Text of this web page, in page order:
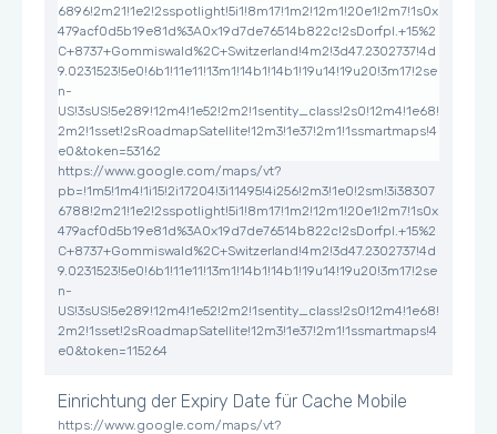
6896!2m21!1e2!2sspotlight!5i1!8m17!1m2!12m1!20e1!2m7!1s0x
479acf0d5b19e81d%3A0x19d7de76514b822c!2sDorfpl.+15%2
C+8737+Gommiswald%2C+Switzerland!4m2!3d47.2302737!4d
9.0231523!5e0!6b1!11e11!13m1!14b1!14b1!19u14!19u20!3m17!2se
n-
US!3sUS!5e289!12m4!1e52!2m2!1sentity_class!2s0!12m4!1e68!
2m2!1sset!2sRoadmapSatellite!12m3!1e37!2m1!1ssmartmaps!4
e0&token=53162
https://www.google.com/maps/vt?
pb=!1m5!1m4!1i15!2i17204!3i11495!4i256!2m3!1e0!2sm!3i38307
6788!2m21!1e2!2sspotlight!5i1!8m17!1m2!12m1!20e1!2m7!1s0x
479acf0d5b19e81d%3A0x19d7de76514b822c!2sDorfpl.+15%2
C+8737+Gommiswald%2C+Switzerland!4m2!3d47.2302737!4d
9.0231523!5e0!6b1!11e11!13m1!14b1!14b1!19u14!19u20!3m17!2se
n-
US!3sUS!5e289!12m4!1e52!2m2!1sentity_class!2s0!12m4!1e68!
2m2!1sset!2sRoadmapSatellite!12m3!1e37!2m1!1ssmartmaps!4
e0&token=115264
Einrichtung der Expiry Date für Cache Mobile
https://www.google.com/maps/vt?